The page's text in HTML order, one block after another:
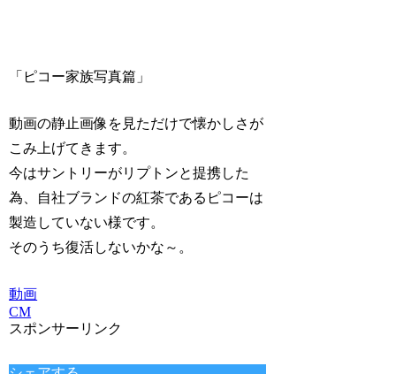
「ピコー家族写真篇」
動画の静止画像を見ただけで懐かしさが
こみ上げてきます。
今はサントリーがリプトンと提携した
為、自社ブランドの紅茶であるピコーは
製造していない様です。
そのうち復活しないかな～。
動画
CM
スポンサーリンク